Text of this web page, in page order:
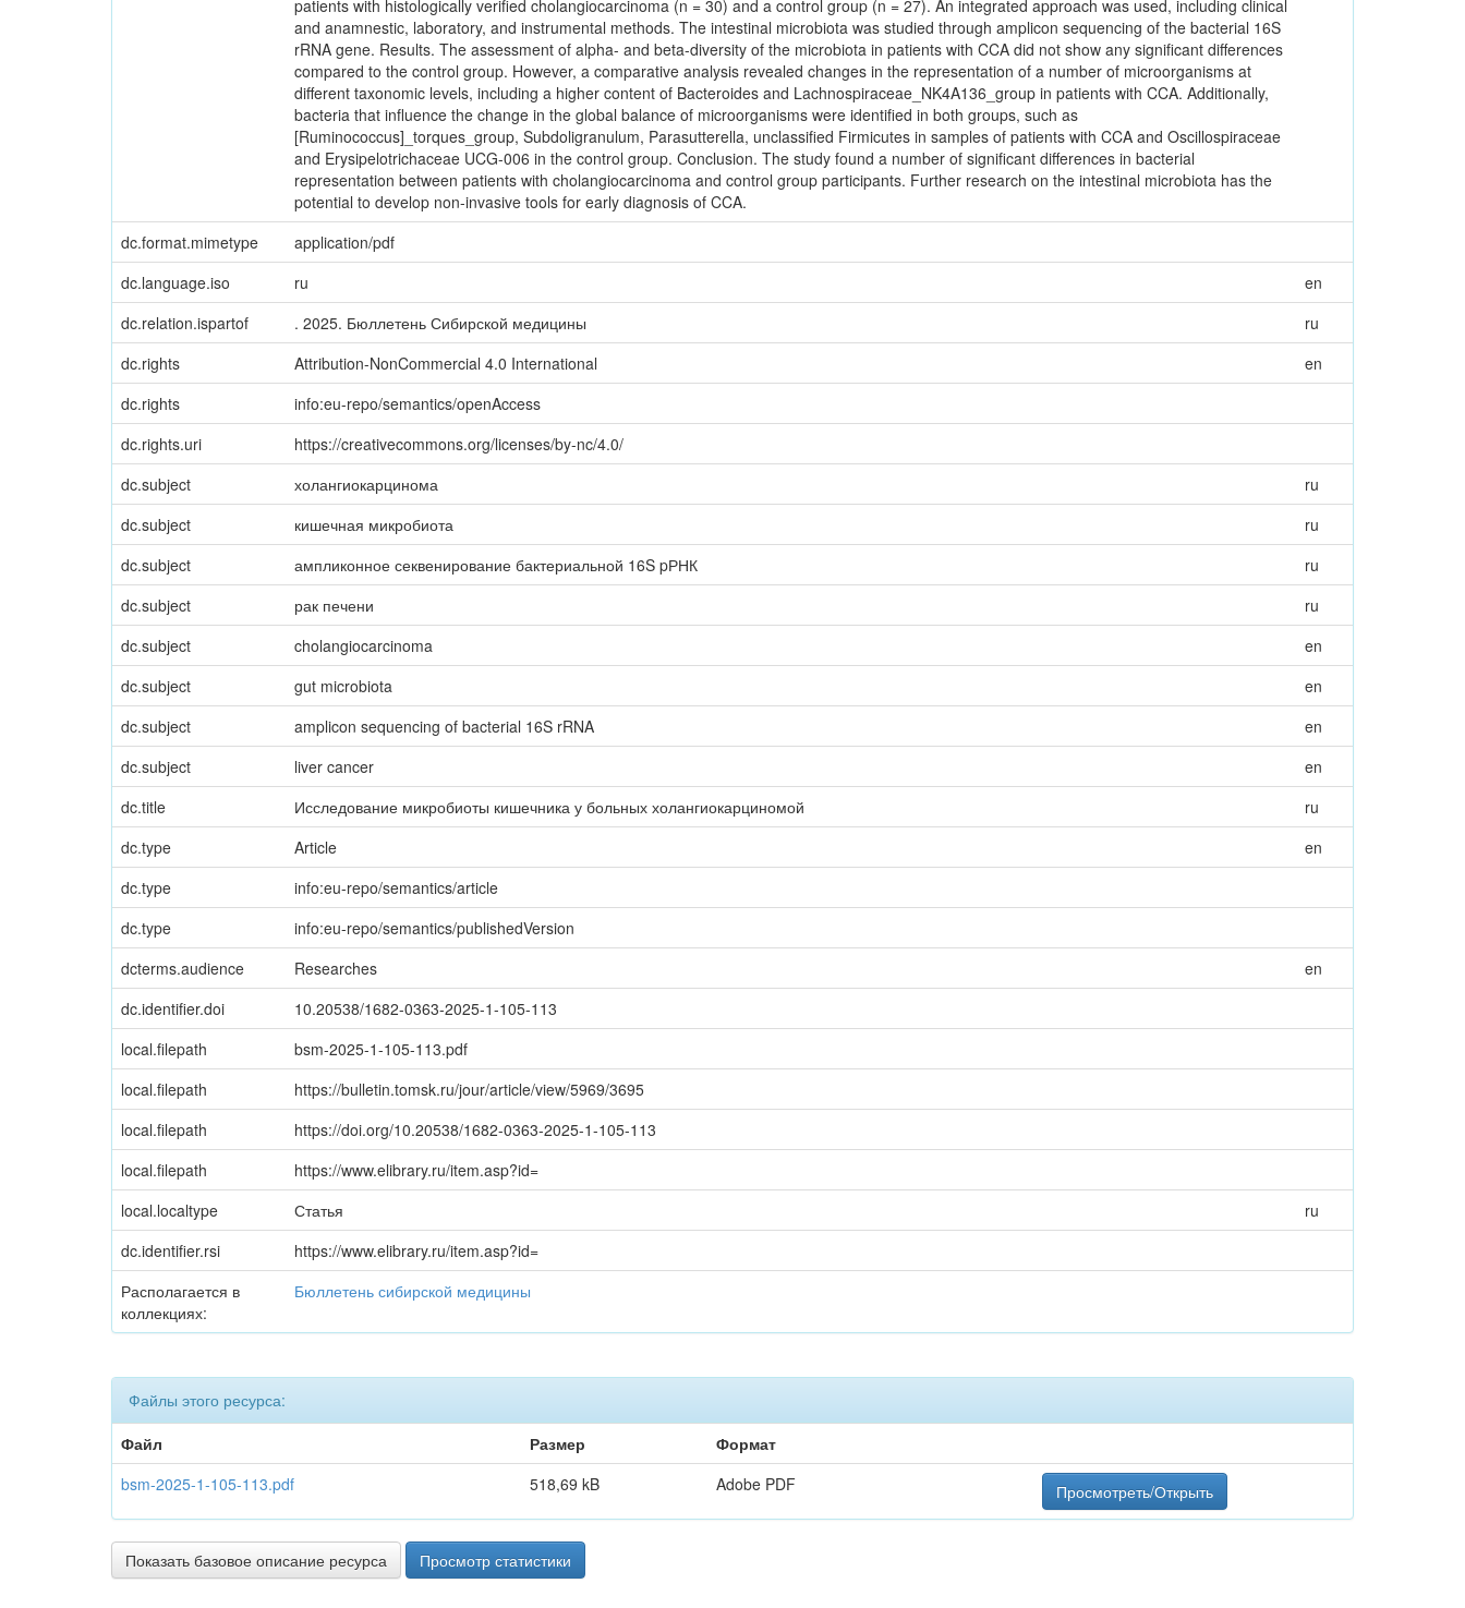
patients with histologically verified cholangiocarcinoma (n = 30) and a control group (n = 27). An integrated approach was used, including clinical
and anamnestic, laboratory, and instrumental methods. The intestinal microbiota was studied through amplicon sequencing of the bacterial 16S
rRNA gene. Results. The assessment of alpha- and beta-diversity of the microbiota in patients with CCA did not show any significant differences
compared to the control group. However, a comparative analysis revealed changes in the representation of a number of microorganisms at
different taxonomic levels, including a higher content of Bacteroides and Lachnospiraceae_NK4A136_group in patients with CCA. Additionally,
bacteria that influence the change in the global balance of microorganisms were identified in both groups, such as
[Ruminococcus]_torques_group, Subdoligranulum, Parasutterella, unclassified Firmicutes in samples of patients with CCA and Oscillospiraceae
and Erysipelotrichaceae UCG-006 in the control group. Conclusion. The study found a number of significant differences in bacterial
representation between patients with cholangiocarcinoma and control group participants. Further research on the intestinal microbiota has the
potential to develop non-invasive tools for early diagnosis of CCA.
dc.format.mimetype
application/pdf
dc.language.iso
ru
en
dc.relation.ispartof
. 2025. Бюллетень Сибирской медицины
ru
dc.rights
Attribution-NonCommercial 4.0 International
en
dc.rights
info:eu-repo/semantics/openAccess
dc.rights.uri
https://creativecommons.org/licenses/by-nc/4.0/
dc.subject
холангиокарцинома
ru
dc.subject
кишечная микробиота
ru
dc.subject
ампликонное секвенирование бактериальной 16S pРНК
ru
dc.subject
рак печени
ru
dc.subject
cholangiocarcinoma
en
dc.subject
gut microbiota
en
dc.subject
amplicon sequencing of bacterial 16S rRNA
en
dc.subject
liver cancer
en
dc.title
Исследование микробиоты кишечника у больных холангиокарциномой
ru
dc.type
Article
en
dc.type
info:eu-repo/semantics/article
dc.type
info:eu-repo/semantics/publishedVersion
dcterms.audience
Researches
en
dc.identifier.doi
10.20538/1682-0363-2025-1-105-113
local.filepath
bsm-2025-1-105-113.pdf
local.filepath
https://bulletin.tomsk.ru/jour/article/view/5969/3695
local.filepath
https://doi.org/10.20538/1682-0363-2025-1-105-113
local.filepath
https://www.elibrary.ru/item.asp?id=
local.localtype
Статья
ru
dc.identifier.rsi
https://www.elibrary.ru/item.asp?id=
Располагается в
коллекциях:
Бюллетень сибирской медицины
Файлы этого ресурса:
Файл
Размер
Формат
bsm-2025-1-105-113.pdf
518,69 kB Adobe PDF Просмотреть/Открыть
Показать базовое описание ресурса Просмотр статистики